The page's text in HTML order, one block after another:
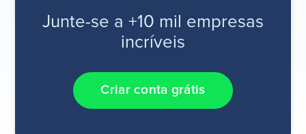
Junte-se a +10 mil empresas
incríveis
Criar conta grátis